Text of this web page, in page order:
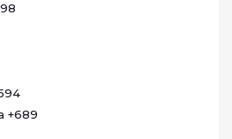
+689